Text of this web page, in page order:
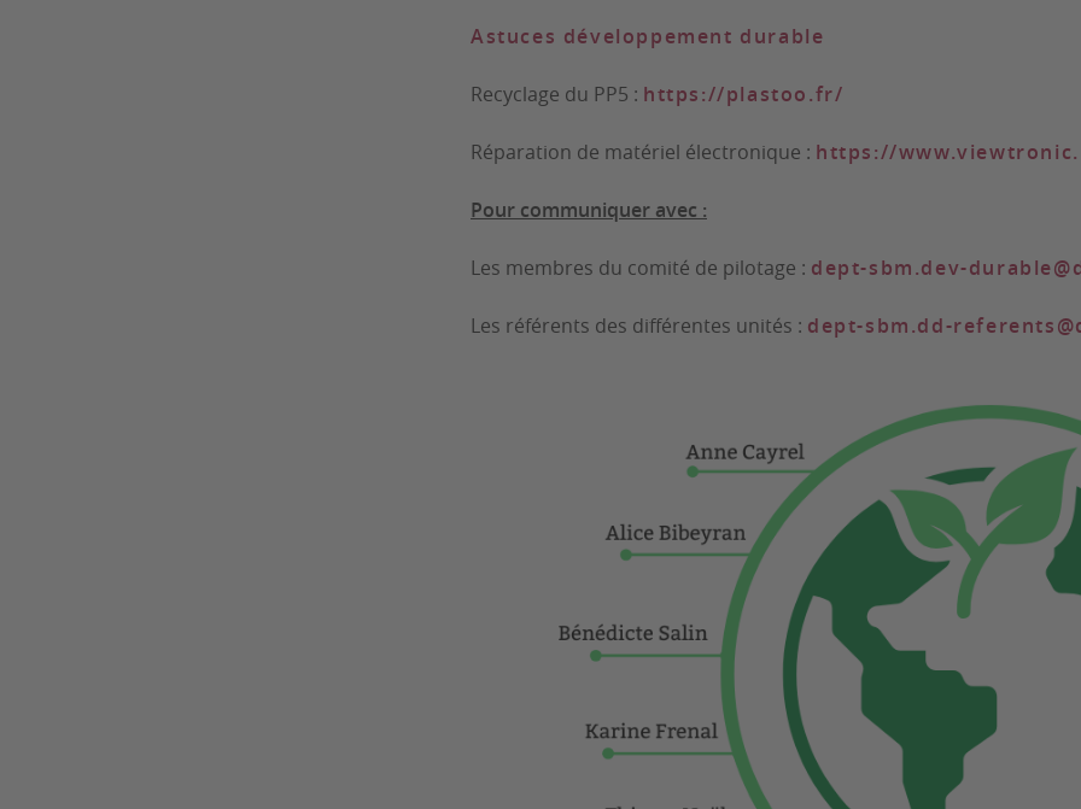
Astuces développement durable
Recyclage du PP5 : https://plastoo.fr/
Réparation de matériel électronique : https://
Pour communiquer avec :
Les membres du comité de pilotage : dept-sbm.dev-
Les référents des différentes unités : dept-sbm.dd-